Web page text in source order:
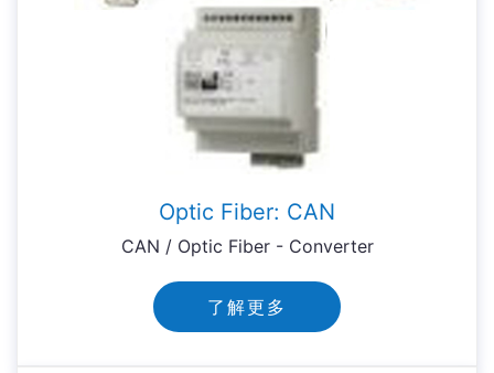
Optic Fiber: CAN
CAN / Optic Fiber - Converter
了解更多